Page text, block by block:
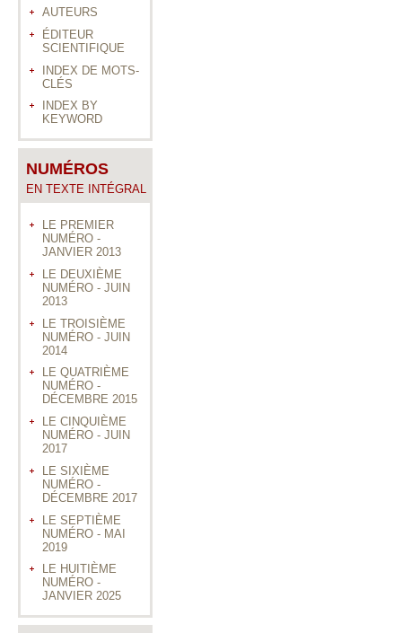
AUTEURS
ÉDITEUR
SCIENTIFIQUE
INDEX DE MOTS-
CLÉS
INDEX BY
KEYWORD
NUMÉROS
EN TEXTE INTÉGRAL
LE PREMIER
NUMÉRO -
JANVIER 2013
LE DEUXIÈME
NUMÉRO - JUIN
2013
LE TROISIÈME
NUMÉRO - JUIN
2014
LE QUATRIÈME
NUMÉRO -
DÉCEMBRE 2015
LE CINQUIÈME
NUMÉRO - JUIN
2017
LE SIXIÈME
NUMÉRO -
DÉCEMBRE 2017
LE SEPTIÈME
NUMÉRO - MAI
2019
LE HUITIÈME
NUMÉRO -
JANVIER 2025